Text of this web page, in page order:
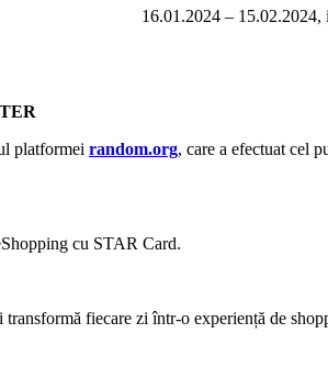
16.01.2024 – 15.02.2024,
platformei random.org, care a efectuat cel
cu STAR Card.
transformă fiecare zi într-o experiență de